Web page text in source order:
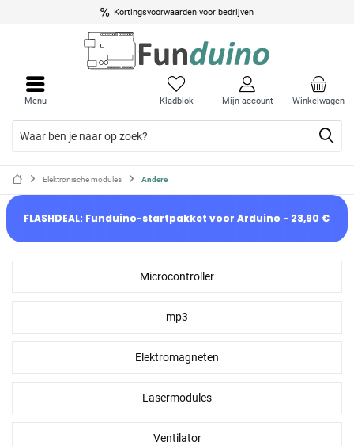
Kortingsvoorwaarden voor bedrijven
Winkelwagen
Kladblok Mijn account
Menu
Elektronische modules Andere
FLASHDEAL: Funduino-startpakket voor Arduino - 23,90 €
Microcontroller
mp3
Elektromagneten
Lasermodules
Ventilator